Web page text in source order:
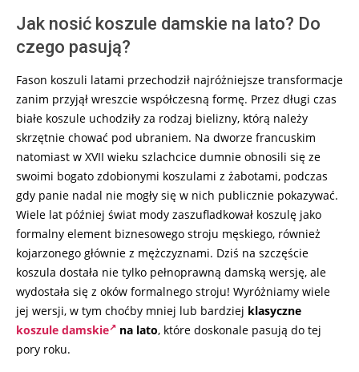
Jak nosić koszule damskie na lato? Do
czego pasują?
Fason koszuli latami przechodził najróżniejsze transformacje
zanim przyjął wreszcie współczesną formę. Przez długi czas
białe koszule uchodziły za rodzaj bielizny, którą należy
skrzętnie chować pod ubraniem. Na dworze francuskim
natomiast w XVII wieku szlachcice dumnie obnosili się ze
swoimi bogato zdobionymi koszulami z żabotami, podczas
gdy panie nadal nie mogły się w nich publicznie pokazywać.
Wiele lat później świat mody zaszufladkował koszulę jako
formalny element biznesowego stroju męskiego, również
kojarzonego głównie z mężczyznami. Dziś na szczęście
koszula dostała nie tylko pełnoprawną damską wersję, ale
wydostała się z oków formalnego stroju! Wyróżniamy wiele
jej wersji, w tym choćby mniej lub bardziej klasyczne
koszule damskie
na lato, które doskonale pasują do tej
pory roku.